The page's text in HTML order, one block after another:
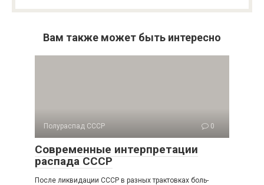
Вам также может быть интересно
Полураспад СССР 0
Современные интерпретации
распада СССР
После ликвидации СССР в разных трактовках боль­